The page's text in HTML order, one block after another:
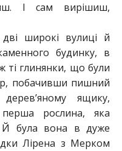
І сам вирішиш,
широкі вулиці й
будинку, в
глинянки, що були
побачивши пишний
ящику,
рослина, яка
Й була вона в дуже
Лірена з Мерком